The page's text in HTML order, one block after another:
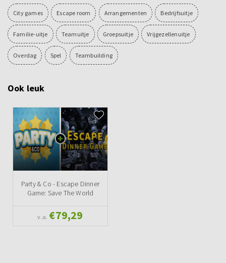
City games Escape room Arrangementen Bedrijfsuitje
Familie-uitje Teamuitje Groepsuitje Vrijgezellenuitje
Overdag Spel Teambuilding
Ook leuk
Party & Co - Escape Dinner
Game: Save The World
v.a. €79,29